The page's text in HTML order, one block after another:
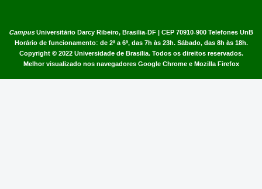
CampusUniversitário Darcy Ribeiro, Brasília-DF | CEP 70910-900 Telefones UnB
Horário de funcionamento: de 2ª a 6ª, das 7h às 23h. Sábado, das 8h às 18h.
Copyright © 2022 Universidade de Brasília. Todos os direitos reservados.
Melhor visualizado nos navegadores Google Chrome e Mozilla Firefox